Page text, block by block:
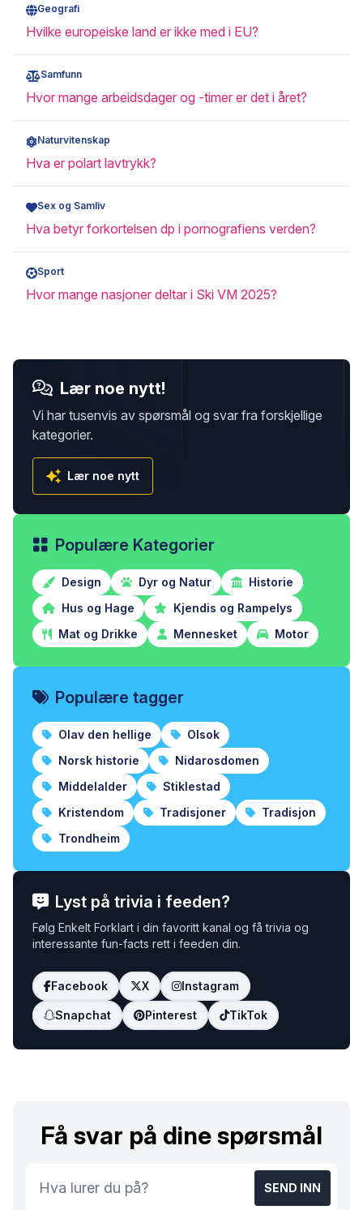
Geografi
Hvilke europeiske land er ikke med i EU?
Samfunn
Hvor mange arbeidsdager og -timer er det i året?
Naturvitenskap
Hva er polart lavtrykk?
Sex og Samliv
Hva betyr forkortelsen dp i pornografiens verden?
Sport
Hvor mange nasjoner deltar i Ski VM 2025?
Lær noe nytt!
Vi har tusenvis av spørsmål og svar fra forskjellige
kategorier.
Lær noe nytt
Populære Kategorier
Design Dyr og Natur
Historie
Hus og Hage
Kjendis og Rampelys
Mat og Drikke
Mennesket Motor
Populære tagger
Olav den hellige
Olsok
Norsk historie
Nidarosdomen
Middelalder
Stiklestad
Kristendom
Tradisjoner
Tradisjon
Trondheim
Lyst på trivia i feeden?
Følg Enkelt Forklart i din favoritt kanal og få trivia og
interessante fun-facts rett i feeden din.
Facebook X Instagram
Snapchat Pinterest TikTok
Få svar på dine spørsmål
SEND INN